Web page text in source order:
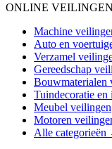
ONLINE VEILINGEN
Machine
Auto en
Verzamel
Gereedschap
Bouwmaterialen
Tuindecoratie
Meubel veilingen
Motoren
Alle categorieën